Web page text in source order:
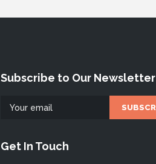
Subscribe to Our Newsletter
Get In Touch